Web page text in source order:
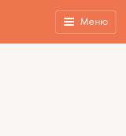
Меню